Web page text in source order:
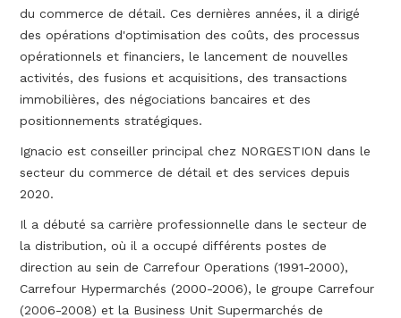
du commerce de détail. Ces dernières années, il a dirigé
des opérations d'optimisation des coûts, des processus
opérationnels et financiers, le lancement de nouvelles
activités, des fusions et acquisitions, des transactions
immobilières, des négociations bancaires et des
positionnements stratégiques.
Ignacio est conseiller principal chez NORGESTION dans le
secteur du commerce de détail et des services depuis
2020.
Il a débuté sa carrière professionnelle dans le secteur de
la distribution, où il a occupé différents postes de
direction au sein de Carrefour Operations (1991-2000),
Carrefour Hypermarchés (2000-2006), le groupe Carrefour
(2006-2008) et la Business Unit Supermarchés de